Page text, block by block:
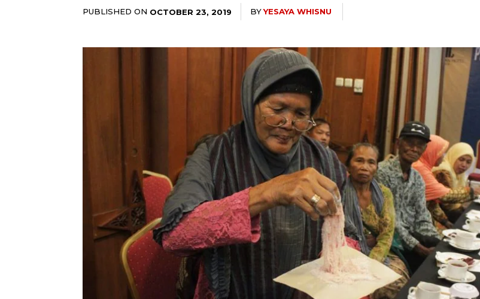
PUBLISHED ON OCTOBER 23, 2019 BYYESAYA WHISNU